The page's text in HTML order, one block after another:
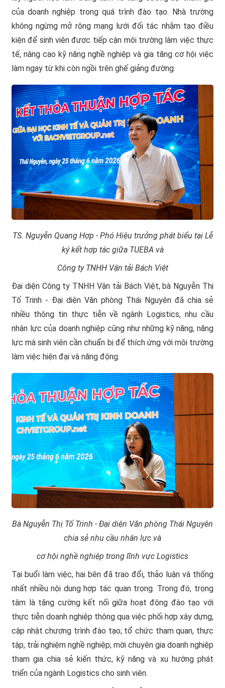
của doanh nghiệp trong quá trình đào tạo. Nhà trường
không ngừng mở rộng mạng lưới đối tác nhằm tạo điều
kiện để sinh viên được tiếp cận môi trường làm việc thực
tế, nâng cao kỹ năng nghề nghiệp và gia tăng cơ hội việc
làm ngay từ khi còn ngồi trên ghế giảng đường.
TS. Nguyễn Quang Hợp - Phó Hiệu trưởng phát biểu tại Lễ
ký kết hợp tác giữa TUEBA và
Công ty TNHH Vận tải Bách Việt
Đại diện Công ty TNHH Vận tải Bách Việt, bà Nguyễn Thị
Tố Trinh - Đại diện Văn phòng Thái Nguyên đã chia sẻ
nhiều thông tin thực tiễn về ngành Logistics, nhu cầu
nhân lực của doanh nghiệp cũng như những kỹ năng, năng
lực mà sinh viên cần chuẩn bị để thích ứng với môi trường
làm việc hiện đại và năng động.
Bà Nguyễn Thị Tố Trinh - Đại diện Văn phòng Thái Nguyên
chia sẻ nhu cầu nhân lực và
cơ hội nghề nghiệp trong lĩnh vực Logistics
Tại buổi làm việc, hai bên đã trao đổi, thảo luận và thống
nhất nhiều nội dung hợp tác quan trọng. Trong đó, trọng
tâm là tăng cường kết nối giữa hoạt động đào tạo với
thực tiễn doanh nghiệp thông qua việc phối hợp xây dựng,
cập nhật chương trình đào tạo; tổ chức tham quan, thực
tập, trải nghiệm nghề nghiệp; mời chuyên gia doanh nghiệp
tham gia chia sẻ kiến thức, kỹ năng và xu hướng phát
triển của ngành Logistics cho sinh viên.